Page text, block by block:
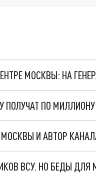
МОСКВЫ: НА
ПОЛУЧАТ ПО
ВСУ. НО БЕДЫ